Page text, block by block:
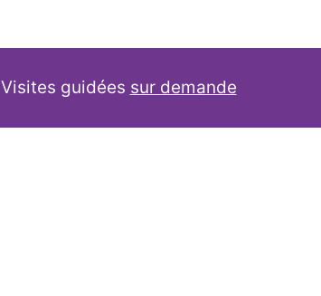
Visites guidées sur demande